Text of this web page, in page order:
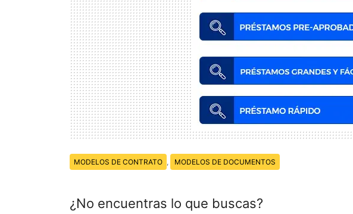
Temas:
MODELOS DE CONTRATO MODELOS DE DOCUMENTOS
¿No encuentras lo que buscas?